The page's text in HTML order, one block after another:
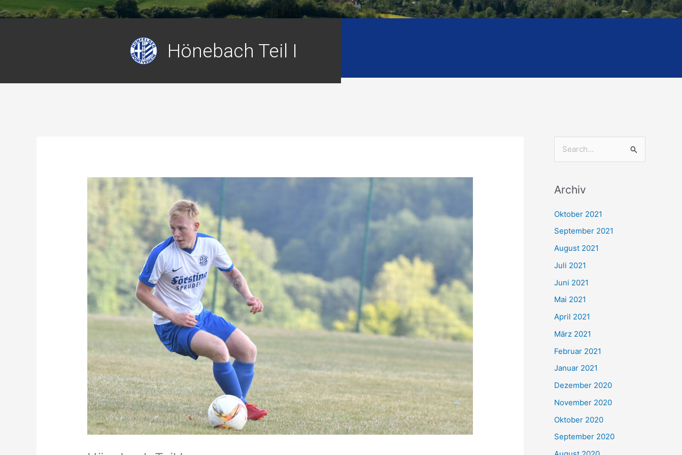
Hönebach Teil I
h
e
n
h
:
Archiv
Oktober 2021
September 2021
August 2021
Juli 2021
Juni 2021
Mai 2021
April 2021
März 2021
Februar 2021
Januar 2021
Dezember 2020
November 2020
Oktober 2020
September 2020